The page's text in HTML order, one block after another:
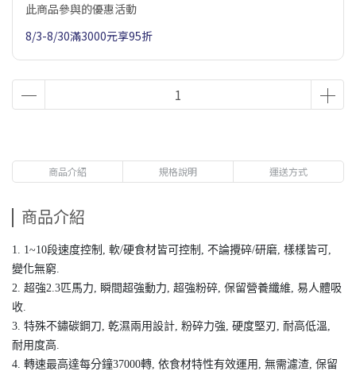
此商品參與的優惠活動
8/3-8/30滿3000元享95折
商品介紹 規格說明 運送方式
商品介紹
1. 1~10段速度控制, 軟/硬食材皆可控制, 不論攪碎/研磨, 樣樣皆可,
變化無窮.
2. 超強2.3匹馬力, 瞬間超強動力, 超強粉碎, 保留營養纖維, 易人體吸
收.
3. 特殊不鏽碳鋼刀, 乾濕兩用設計, 粉碎力強, 硬度堅刃, 耐高低溫,
耐用度高.
4. 轉速最高達每分鐘37000轉, 依食材特性有效運用, 無需濾渣, 保留